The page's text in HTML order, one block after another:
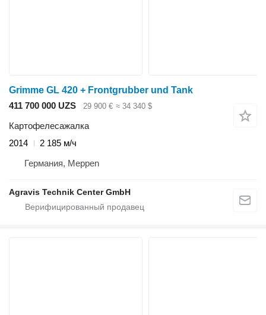
Grimme GL 420 + Frontgrubber und Tank
411 700 000 UZS
29 900 € ≈ 34 340 $
Картофелесажалка
2014
2 185 м/ч
Германия, Meppen
Agravis Technik Center GmbH